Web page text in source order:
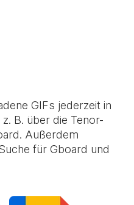
GIFs jederzeit in
B. über die Tenor-
. Außerdem
für Gboard und